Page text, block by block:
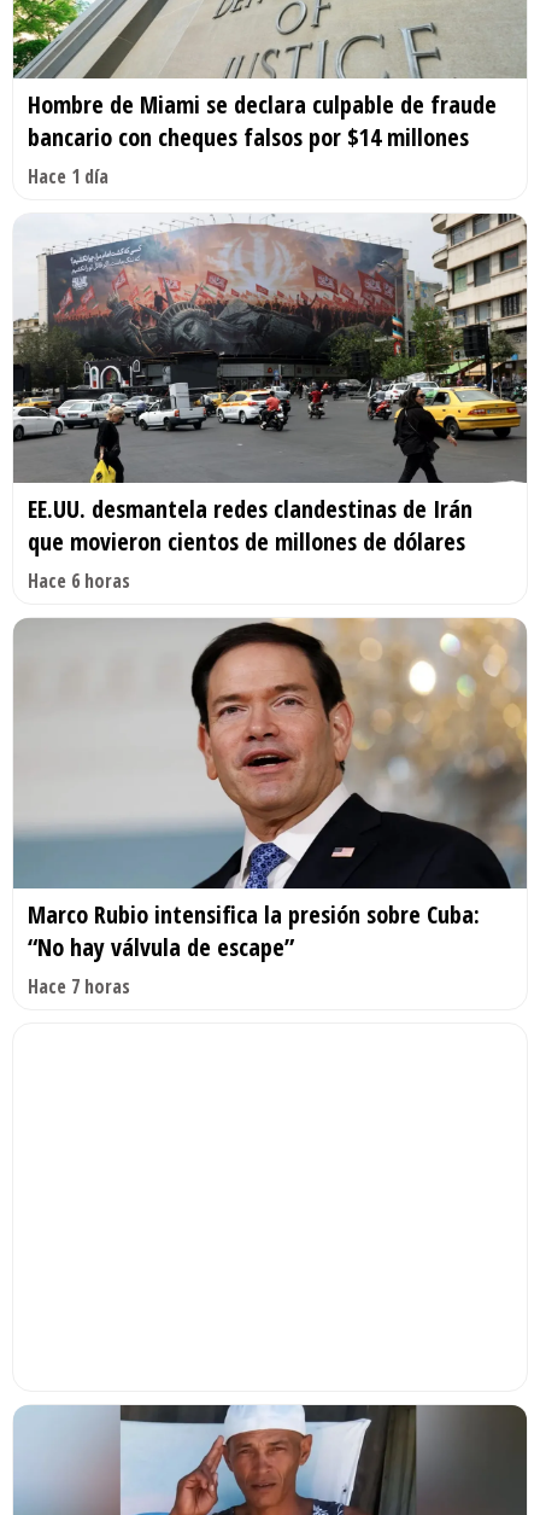
Hombre de Miami se declara culpable de fraude
bancario con cheques falsos por $14 millones
Hace 1 día
EE.UU. desmantela redes clandestinas de Irán
que movieron cientos de millones de dólares
Hace 6 horas
Marco Rubio intensifica la presión sobre Cuba:
“No hay válvula de escape”
Hace 7 horas